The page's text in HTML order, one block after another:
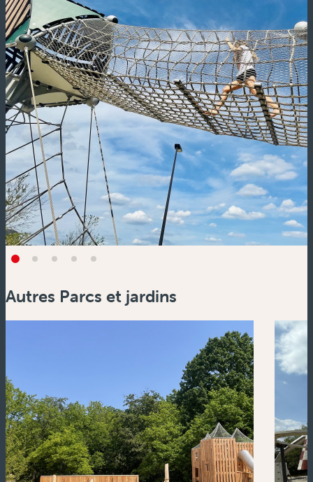
Autres Parcs et jardins